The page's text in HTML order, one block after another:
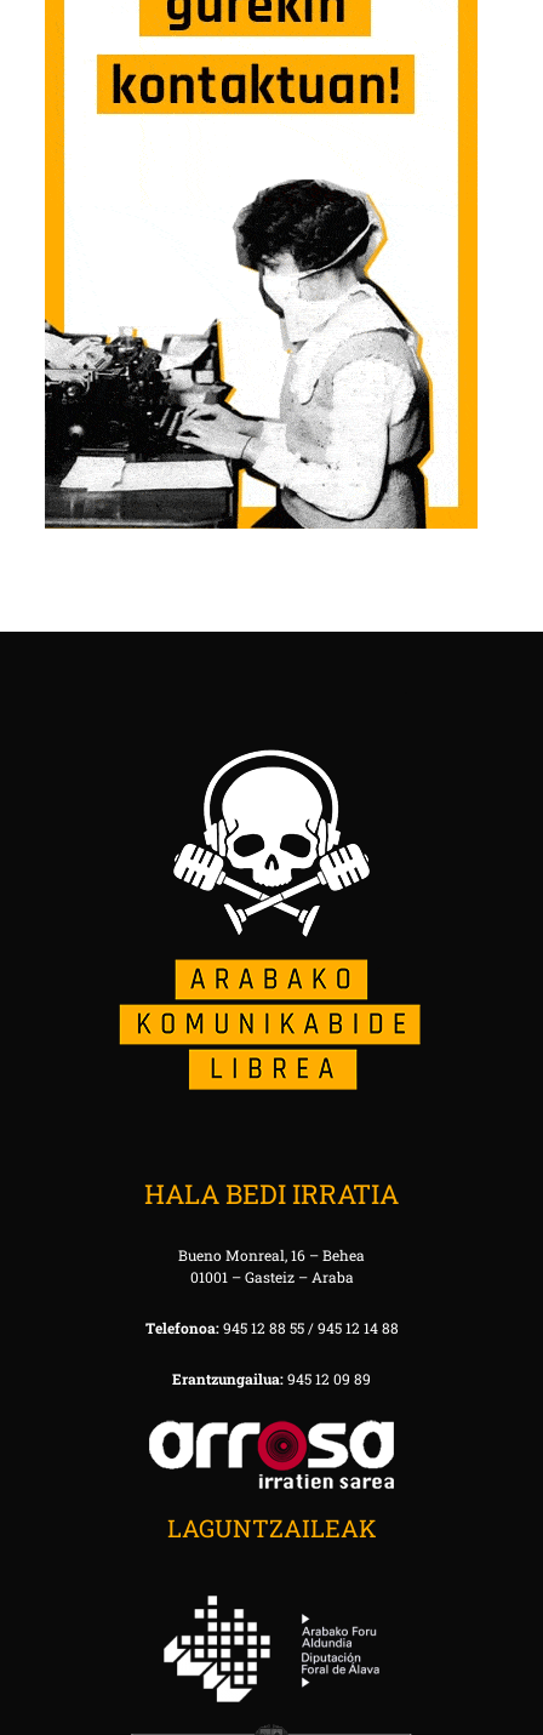
HALA BEDI IRRATIA
Bueno Monreal, 16 – Behea
01001 – Gasteiz – Araba
Telefonoa:945 12 88 55 / 945 12 14 88
Erantzungailua:945 12 09 89
LAGUNTZAILEAK